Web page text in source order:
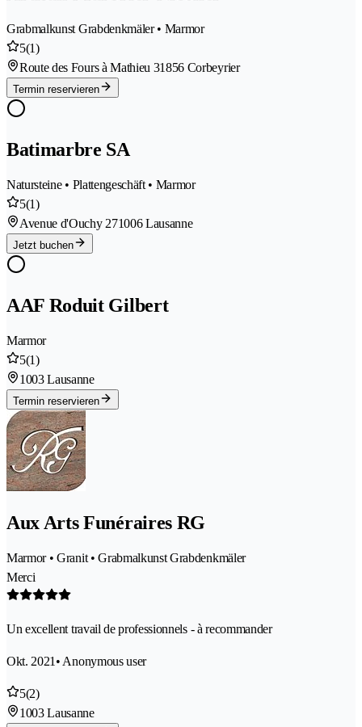
Grabmalkunst Grabdenkmäler • Marmor
5(1)
Route des Fours à Mathieu 31856 Corbeyrier
Termin reservieren
Batimarbre SA
Natursteine • Plattengeschäft • Marmor
5(1)
Avenue d'Ouchy 271006 Lausanne
Jetzt buchen
AAF Roduit Gilbert
Marmor
5(1)
1003 Lausanne
Termin reservieren
Aux Arts Funéraires RG
Marmor • Granit • Grabmalkunst Grabdenkmäler
Merci
Un excellent travail de professionnels - à recommander
Okt. 2021 • Anonymous user
5(2)
1003 Lausanne